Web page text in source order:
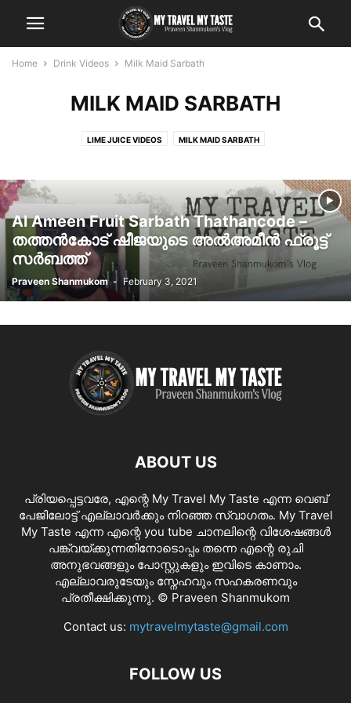
Home Drink Videos Milk Maid Sarbath
MILK MAID SARBATH
LIME JUICE VIDEOS MILK MAID SARBATH
Al Ameen Fruit Sarbath Thathancode –
തത്തൻകോട് ഷീജയുടെ അൽഅമീൻ ഫ്രൂട്ട്
സർബത്ത്
Praveen Shanmukom - February 3, 2021
ABOUT US
പ്രിയപ്പെട്ടവരേ, എന്റെ My Travel My Taste എന്ന വെബ്
പേജിലോട്ട് എല്ലാവർക്കും നിറഞ്ഞ സ്വാഗതം. My Travel
My Taste എന്ന എന്റെ you tube ചാനലിന്റെ വിശേഷങ്ങൾ
പങ്ക്വയ്ക്കുന്നതിനോടൊപ്പം തന്നെ എന്റെ രുചി
അനുഭവങ്ങളും പോസ്റ്റുകളും ഇവിടെ കാണാം.
എല്ലാവരുടേയും സ്നേഹവും സഹകരണവും
പ്രതീക്ഷിക്കുന്നു. © Praveen Shanmukom
Contact us: mytravelmytaste@gmail.com
FOLLOW US